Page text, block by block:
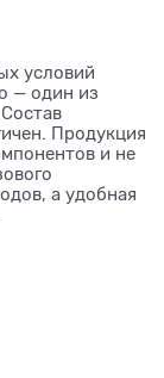
условий
— один из
Продукция
и не
а удобная